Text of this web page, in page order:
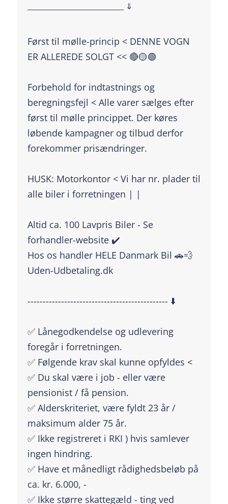
___________________________ ⇓
Først til mølle-princip < DENNE VOGN
ER ALLEREDE SOLGT << 🔴🟡🟢
Forbehold for indtastnings og
beregningsfejl < Alle varer sælges efter
først til mølle princippet. Der køres
løbende kampagner og tilbud derfor
forekommer prisændringer.
HUSK: Motorkontor < Vi har nr. plader til
alle biler i forretningen | |
Altid ca. 100 Lavpris Biler - Se
forhandler-website ✔️
Hos os handler HELE Danmark Bil 🚗💨
Uden-Udbetaling.dk
---------------------------------------------- ⬇️
✅ Lånegodkendelse og udlevering
foregår i forretningen.
✅ Følgende krav skal kunne opfyldes <
✅ Du skal være i job - eller være
pensionist / få pension.
✅ Alderskriteriet, være fyldt 23 år /
maksimum alder 75 år.
✅ Ikke registreret i RKI ) hvis samlever
ingen hindring.
✅ Have et månedligt rådighedsbeløb på
ca. kr. 6.000, -
✅ Ikke større skattegæld - ting ved